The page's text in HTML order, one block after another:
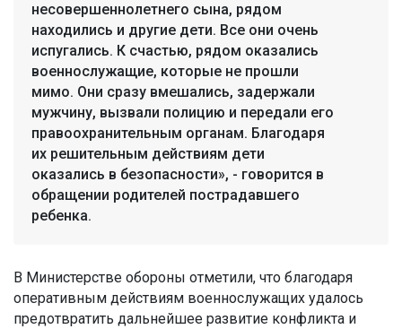
несовершеннолетнего сына, рядом
находились и другие дети. Все они очень
испугались. К счастью, рядом оказались
военнослужащие, которые не прошли
мимо. Они сразу вмешались, задержали
мужчину, вызвали полицию и передали его
правоохранительным органам. Благодаря
их решительным действиям дети
оказались в безопасности», - говорится в
обращении родителей пострадавшего
ребенка.
В Министерстве обороны отметили, что благодаря
оперативным действиям военнослужащих удалось
предотвратить дальнейшее развитие конфликта и